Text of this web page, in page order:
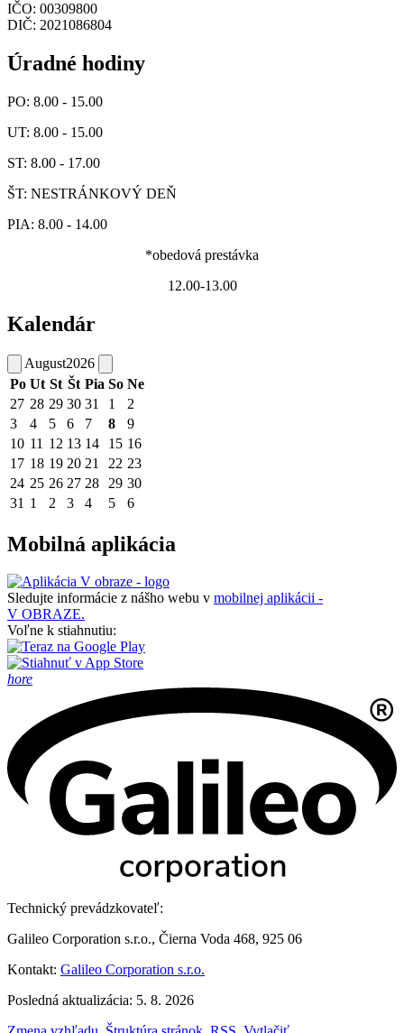
IČO: 00309800
DIČ: 2021086804
Úradné hodiny
PO: 8.00 - 15.00
UT: 8.00 - 15.00
ST: 8.00 - 17.00
ŠT: NESTRÁNKOVÝ DEŇ
PIA: 8.00 - 14.00
*obedová prestávka
12.00-13.00
Kalendár
August2026
Po Ut St Št Pia So Ne
27 28 29 30 31 1
2
3
4 5 6 7 8
9
10 11 12 13 14 15 16
17 18 19 20 21 22 23
24 25 26 27 28 29 30
31 1 2 3 4 5 6
Mobilná aplikácia
Sledujte informácie z nášho webu v mobilnej aplikácii -
V OBRAZE.
Voľne k stiahnutiu:
hore
Technický prevádzkovateľ:
Galileo Corporation s.r.o., Čierna Voda 468, 925 06
Kontakt: Galileo Corporation s.r.o.
Posledná aktualizácia: 5. 8. 2026